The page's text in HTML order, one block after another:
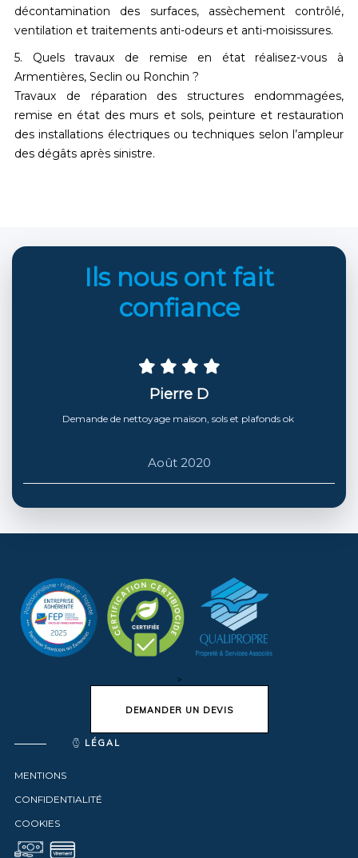
décontamination des surfaces, assèchement contrôlé,
ventilation et traitements anti-odeurs et anti-moisissures.
5. Quels travaux de remise en état réalisez-vous à
Armentières, Seclin ou Ronchin ?
Travaux de réparation des structures endommagées,
remise en état des murs et sols, peinture et restauration
des installations électriques ou techniques selon l’ampleur
des dégâts après sinistre.
Ils nous ont fait
confiance
Pierre D
Demande de nettoyage maison, sols et plafonds ok
Août 2020
>
DEMANDER UN DEVIS
LÉGAL
MENTIONS
CONFIDENTIALITÉ
COOKIES